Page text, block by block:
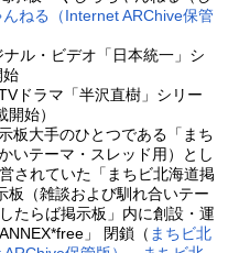
んねる（Internet ARChive保管
ル・ビデオ「日本統一」シ
始
ドラマ「半沢直樹」シリー
始）
板大手のひとつである「まち
いテーマ・スレッド用）とし
されていた「まちビ北海道掲
板（雑談および馴れ合いテー
たらば掲示板」内に創設・運
」 閉鎖（ まちビ北